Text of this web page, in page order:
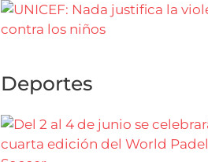
Deportes